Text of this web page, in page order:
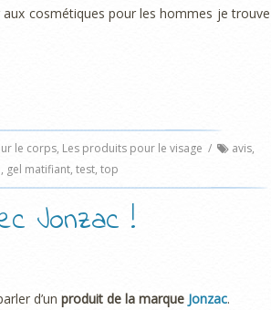
aux cosmétiques pour les hommes je trouve
le corps, Les produits pour le visage / avis,
, gel matifiant, test, top
Jonzac !
d’un produit de la marque Jonzac.